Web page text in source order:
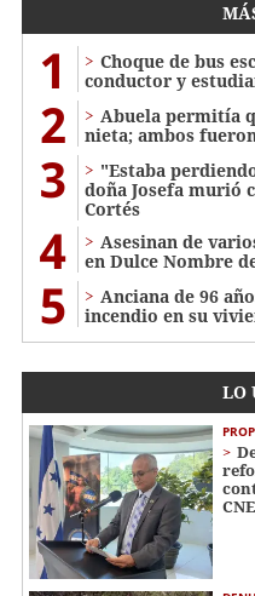
1
Choque de bus
conductor y
2
Abuela permitía
nieta; ambos
3
"Estaba
doña Josefa murió
Cortés
4
Asesinan de
en Dulce Nombre
5
Anciana de 96
incendio en su
LO
CNE